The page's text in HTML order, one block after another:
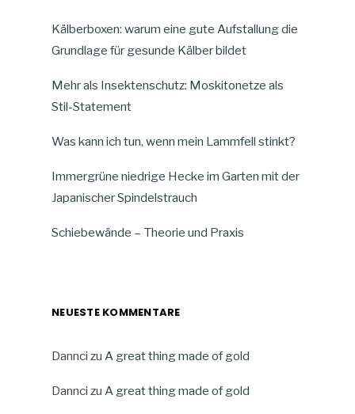
Kälberboxen: warum eine gute Aufstallung die
Grundlage für gesunde Kälber bildet
Mehr als Insektenschutz: Moskitonetze als
Stil-Statement
Was kann ich tun, wenn mein Lammfell stinkt?
Immergrüne niedrige Hecke im Garten mit der
Japanischer Spindelstrauch
Schiebewände – Theorie und Praxis
NEUESTE KOMMENTARE
Dannci zu A great thing made of gold
Dannci zu A great thing made of gold